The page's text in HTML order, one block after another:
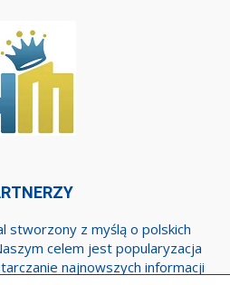
stworzony z myślą o polskich
celem jest popularyzacja
najnowszych informacji